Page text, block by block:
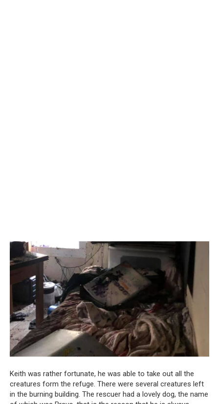
Keith was rather fortunate, he was able to take out all the
creatures form the refuge. There were several creatures left
in the burning building. The rescuer had a lovely dog, the name